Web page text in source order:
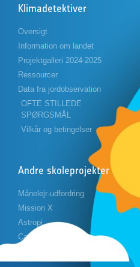
Klimadetektiver
Oversigt
Information om landet
Projektgalleri 2024-2025
Ressourcer
Data fra jordobservation
OFTE STILLEDE
SPØRGSMÅL
Vilkår og betingelser
Andre skoleprojekter
Månelejr-udfordring
Mission X
Astropi
Cansat